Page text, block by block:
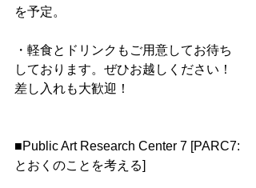
を予定。
・軽食とドリンクもご用意してお待ち
しております。ぜひお越しください！
差し入れも大歓迎！
■Public Art Research Center 7 [PARC7:
とおくのことを考える]